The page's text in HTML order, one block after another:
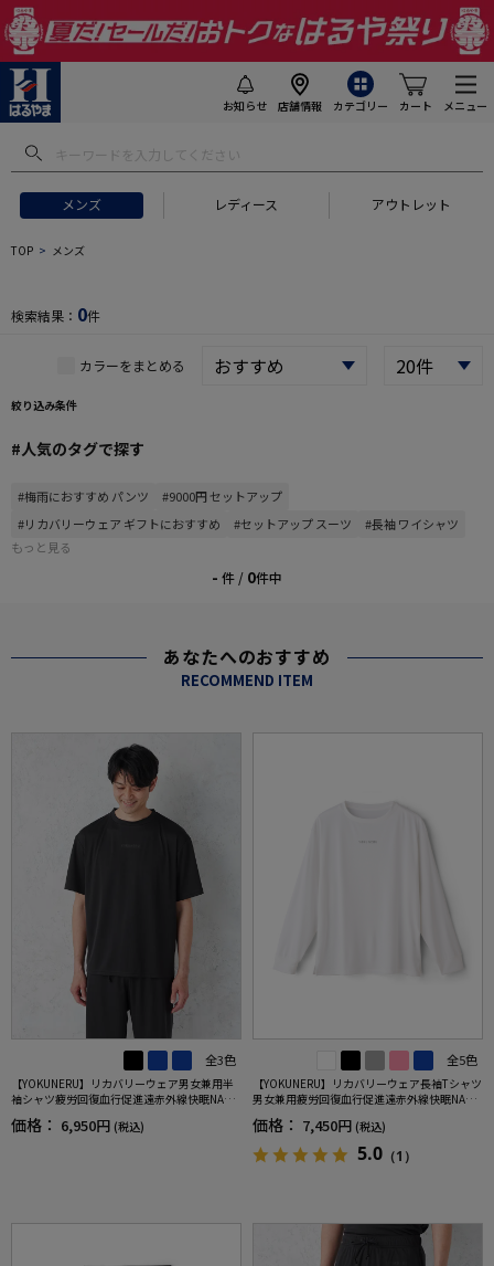
お知らせ 店舗情報 カテゴリー カート メニュー
メンズ レディース アウトレット
フトにおすすめ #セットアップ スーツ
TOP メンズ
検索結果： 0件
カラーをまとめる
絞り込み条件
#人気のタグで探す
#梅雨におすすめ パンツ
#9000円 セットアップ
#リカバリーウェア ギフトにおすすめ
#セットアップ スーツ
#長袖 ワイシャツ
もっと見る
- 件 / 0件中
あなたへのおすすめ
RECOMMEND ITEM
全3色
【YOKUNERU】リカバリーウェア男女兼用半
袖シャツ疲労回復血行促進遠赤外線快眠NANO
MIX(R)【一般医療機器】SS～LLサイズ
価格： 6,950円 (税込)
全5色
【YOKUNERU】リカバリーウェア長袖Tシャツ
男女兼用疲労回復血行促進遠赤外線快眠NANO
MIX(R)【一般医療機器】SS～LLサイズ
価格： 7,450円 (税込)
5.0 （1）